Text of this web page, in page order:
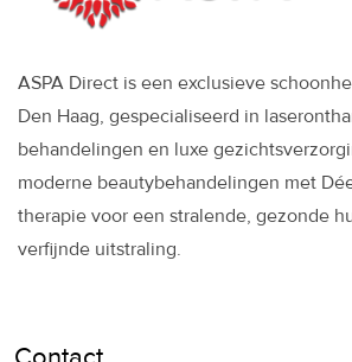
ASPA Direct is een exclusieve
Den Haag, gespecialiseerd in
behandelingen en luxe
moderne beautybehandelingen met
therapie voor een stralende, gezonde
verfijnde uitstraling.